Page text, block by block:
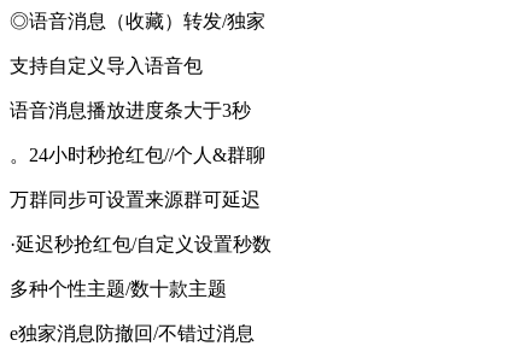
◎语音消息（收藏）转发/独家
支持自定义导入语音包
语音消息播放进度条大于3秒
。24小时秒抢红包//个人&群聊
万群同步可设置来源群可延迟
·延迟秒抢红包/自定义设置秒数
多种个性主题/数十款主题
e独家消息防撤回/不错过消息